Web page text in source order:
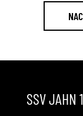
SSV JAHN